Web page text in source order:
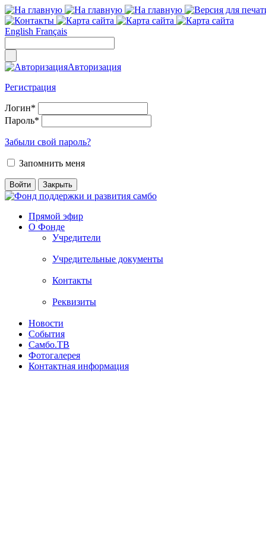
English Français
Авторизация
Регистрация
Логин*
Пароль*
Забыли свой пароль?
Запомнить меня
Прямой эфир
О Фонде
Учредители
Учредительные документы
Контакты
Реквизиты
Новости
События
Самбо.ТВ
Фотогалерея
Контактная информация